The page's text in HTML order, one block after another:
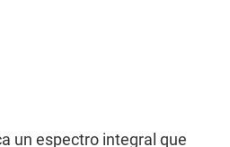
un espectro integral que